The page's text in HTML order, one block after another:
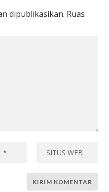
dipublikasikan. Ruas